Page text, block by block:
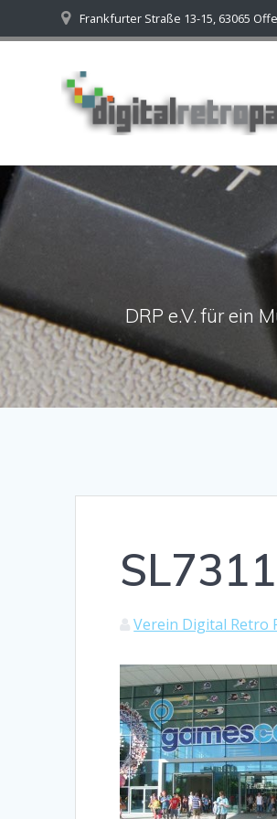
to
Frankfurter Straße 13-15, 63065
DRP e.V. für ein
Verein Digital Retro